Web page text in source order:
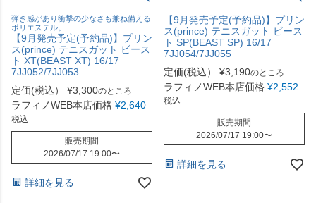
弾き感があり衝撃の少なさも兼ね備える
ポリエステル。
【9月発売予定(予約品)】プリン
ス(prince) テニスガット ビース
ト XT(BEAST XT) 16/17
7JJ052/7JJ053
定価(税込）
¥3,300のところ
ラフィノWEB本店価格 ¥2,640
税込
販売期間
2026/07/17 19:00〜
詳細を見る
【9月発売予定(予約品)】プリン
ス(prince) テニスガット ビース
ト SP(BEAST SP) 16/17
7JJ054/7JJ055
定価(税込）
¥3,190のところ
ラフィノWEB本店価格 ¥2,552
税込
販売期間
2026/07/17 19:00〜
詳細を見る